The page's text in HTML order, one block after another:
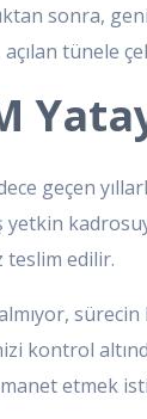
sonra,
tünele
geçen
yetkin
teslim edilir.
kontrol
etmek